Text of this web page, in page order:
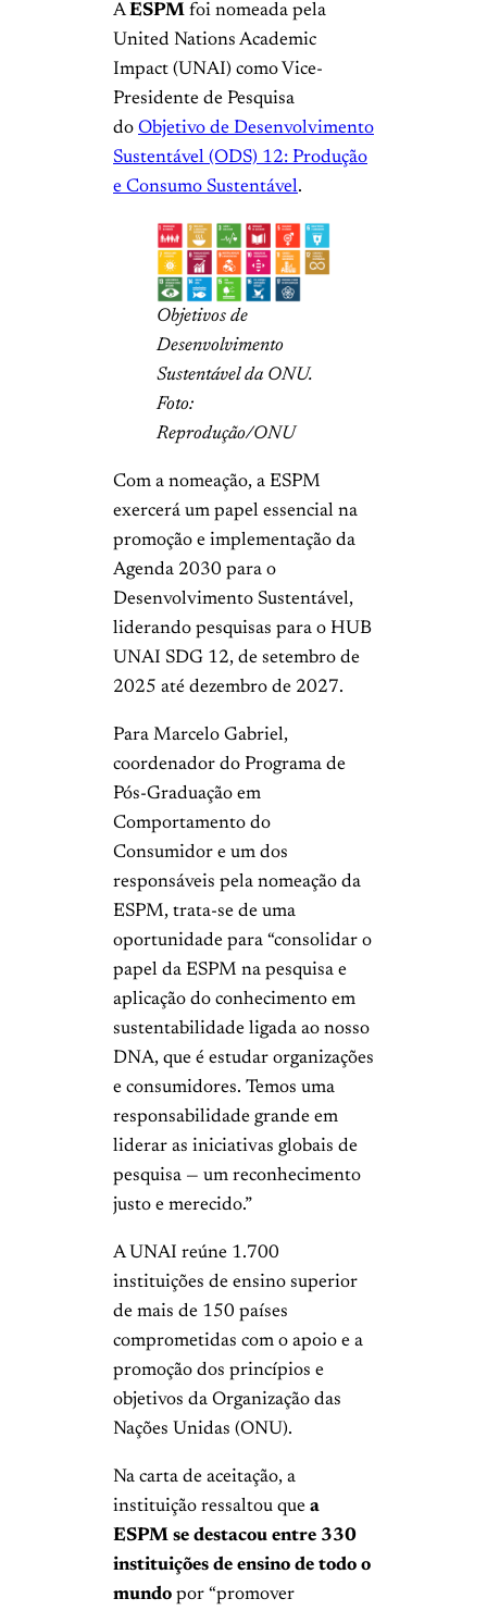
AESPM foi nomeada pela
United Nations Academic
Impact (UNAI) como Vice-
Presidente de Pesquisa
do Objetivo de Desenvolvimento
Sustentável (ODS) 12: Produção
e Consumo Sustentável.
Objetivos de
Desenvolvimento
Sustentável da ONU.
Foto:
Reprodução/ONU
Com a nomeação, a ESPM
exercerá um papel essencial na
promoção e implementação da
Agenda 2030 para o
Desenvolvimento Sustentável,
liderando pesquisas para o HUB
UNAI SDG 12, de setembro de
2025 até dezembro de 2027.
Para Marcelo Gabriel,
coordenador do Programa de
Pós-Graduação em
Comportamento do
Consumidor e um dos
responsáveis pela nomeação da
ESPM, trata-se de uma
oportunidade para “consolidar o
papel da ESPM na pesquisa e
aplicação do conhecimento em
sustentabilidade ligada ao nosso
DNA, que é estudar organizações
e consumidores. Temos uma
responsabilidade grande em
liderar as iniciativas globais de
pesquisa — um reconhecimento
justo e merecido.”
A UNAI reúne 1.700
instituições de ensino superior
de mais de 150 países
comprometidas com o apoio e a
promoção dos princípios e
objetivos da Organização das
Nações Unidas (ONU).
Na carta de aceitação, a
instituição ressaltou que a
ESPM se destacou entre 330
instituições de ensino de todo o
mundo por “promover